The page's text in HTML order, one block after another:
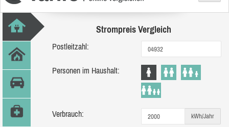
Strompreis Vergleich
Postleitzahl:
Personen im Haushalt:
Verbrauch: kWh/Jahr